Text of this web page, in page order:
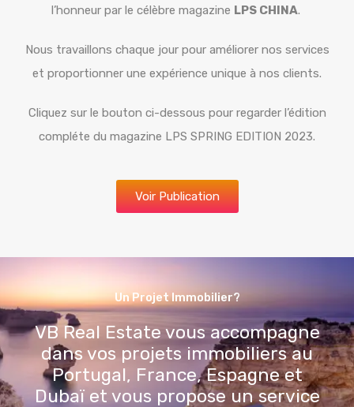
et proportionner une expérience unique à nos clients.
compléte du magazine LPS SPRING EDITION 2023.
VB Real Estate vous accompagne
dans vos projets immobiliers au
Portugal, France, Espagne et
Dubaï et vous propose un service
haut de gamme!